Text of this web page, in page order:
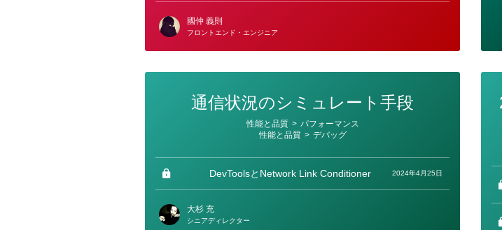
國仲 義則
フロントエンド・エンジニア
通信状況のシミュレート手段
ー
性能と品質 > パフォーマンス
性能と品質 > デバッグ
DevToolsとNetwork Link Conditioner 2024年4月25日
大杉 充
シニアディレクター
リ